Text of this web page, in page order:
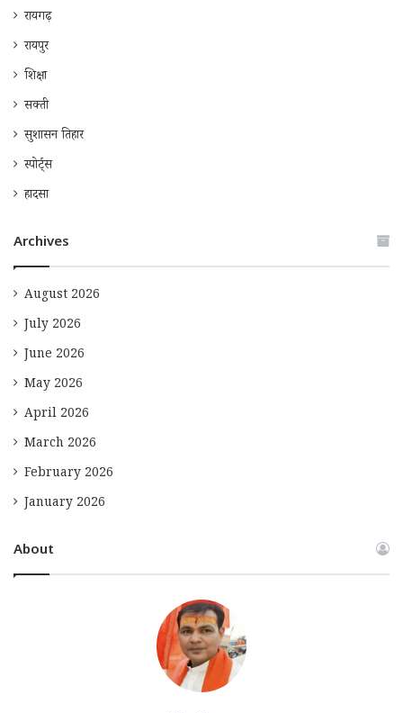
रायगढ़
रायपुर
शिक्षा
सक्ती
सुशासन तिहार
स्पोर्ट्स
हादसा
Archives
August 2026
July 2026
June 2026
May 2026
April 2026
March 2026
February 2026
January 2026
About